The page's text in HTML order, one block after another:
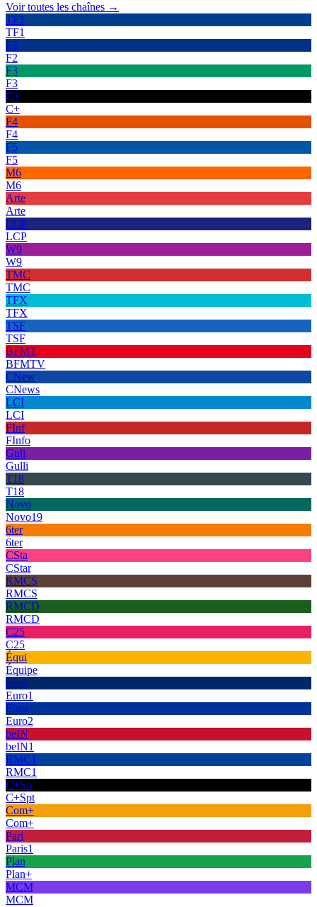
Voir toutes les chaînes →
TF1
TF1
F2
F2
F3
F3
C+
C+
F4
F4
F5
F5
M6
M6
Arte
Arte
LCP
LCP
W9
W9
TMC
TMC
TFX
TFX
TSF
TSF
BFMT
BFMTV
CNew
CNews
LCI
LCI
FInf
FInfo
Gull
Gulli
T18
T18
Novo
Novo19
6ter
6ter
CSta
CStar
RMCS
RMCS
RMCD
RMCD
C25
C25
Équi
Équipe
Euro
Euro1
Euro
Euro2
beIN
beIN1
RMC1
RMC1
C+Sp
C+Spt
Com+
Com+
Pari
Paris1
Plan
Plan+
MCM
MCM